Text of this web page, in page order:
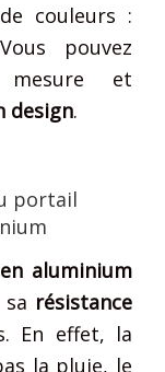
couleurs :
pouvez
et
design.
portail
aluminium
résistance
En effet, la
la pluie, le